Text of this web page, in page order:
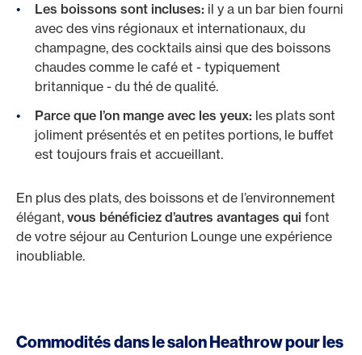
Les boissons sont incluses: il y a un bar bien fourni
avec des vins régionaux et internationaux, du
champagne, des cocktails ainsi que des boissons
chaudes comme le café et - typiquement
britannique - du thé de qualité.
Parce que l’on mange avec les yeux: les plats sont
joliment présentés et en petites portions, le buffet
est toujours frais et accueillant.
En plus des plats, des boissons et de l’environnement
élégant, vous bénéficiez d’autres avantages qui font
de votre séjour au Centurion Lounge une expérience
inoubliable.
Commodités dans le salon Heathrow pour les